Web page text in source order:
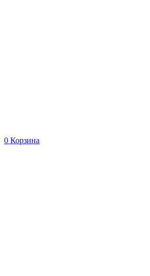
0 Корзина